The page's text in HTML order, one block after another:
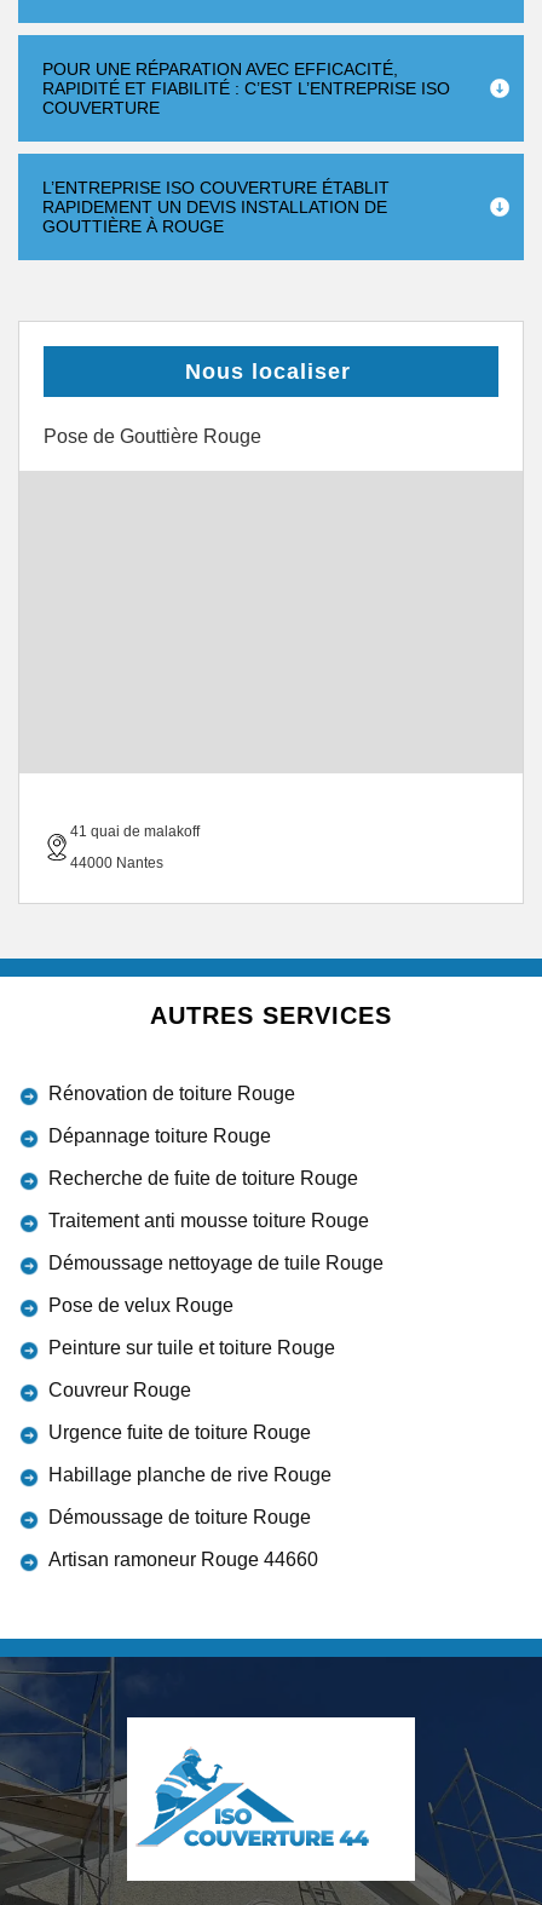
POUR UNE RÉPARATION AVEC EFFICACITÉ,
RAPIDITÉ ET FIABILITÉ : C’EST L’ENTREPRISE ISO
COUVERTURE
L’ENTREPRISE ISO COUVERTURE ÉTABLIT
RAPIDEMENT UN DEVIS INSTALLATION DE
GOUTTIÈRE À ROUGE
Nous localiser
Pose de Gouttière Rouge
41 quai de malakoff
44000 Nantes
AUTRES SERVICES
Rénovation de toiture Rouge
Dépannage toiture Rouge
Recherche de fuite de toiture Rouge
Traitement anti mousse toiture Rouge
Démoussage nettoyage de tuile Rouge
Pose de velux Rouge
Peinture sur tuile et toiture Rouge
Couvreur Rouge
Urgence fuite de toiture Rouge
Habillage planche de rive Rouge
Démoussage de toiture Rouge
Artisan ramoneur Rouge 44660